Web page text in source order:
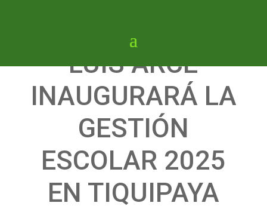
LUIS ARCE
INAUGURARÁ LA
GESTIÓN
ESCOLAR 2025
EN TIQUIPAYA